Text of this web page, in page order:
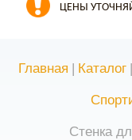
ЦЕНЫ
Главная | Каталог |
Стенка